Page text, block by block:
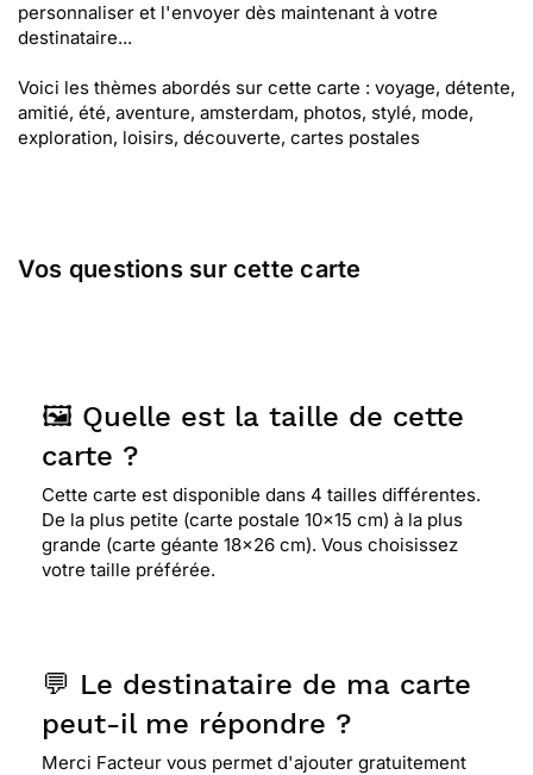
personnaliser et l'envoyer dès maintenant à votre
destinataire...
Voici les thèmes abordés sur cette carte : voyage, détente,
amitié, été, aventure, amsterdam, photos, stylé, mode,
exploration, loisirs, découverte, cartes postales
Vos questions sur cette carte
🖼️ Quelle est la taille de cette
carte ?
Cette carte est disponible dans 4 tailles différentes.
De la plus petite (carte postale 10x15 cm) à la plus
grande (carte géante 18x26 cm). Vous choisissez
votre taille préférée.
💬 Le destinataire de ma carte
peut-il me répondre ?
Merci Facteur vous permet d'ajouter gratuitement